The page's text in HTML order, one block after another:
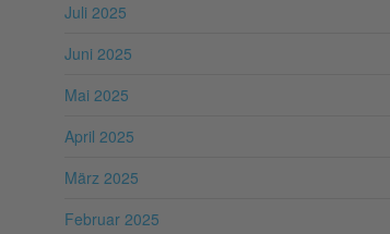
Juli 2025
Juni 2025
Mai 2025
April 2025
März 2025
Februar 2025